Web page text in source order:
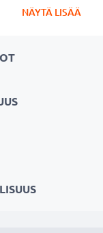
videoita,
laitettavan
laitteesi
NÄYTÄ LISÄÄ